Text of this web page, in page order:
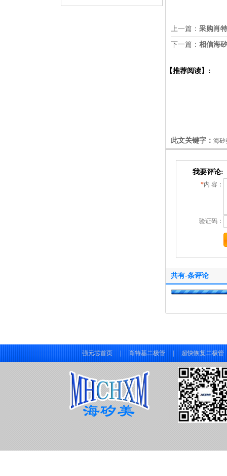
上一篇： 采购肖
下一篇： 相信海
【推荐阅读】:
此文关键字： 海矽
我要评论:
*内 容：
验证码：
共有-条评论
强元芯首页 肖特基二极管 超快恢复二极管